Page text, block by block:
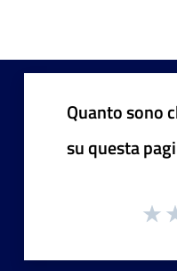
Quanto sono
su questa